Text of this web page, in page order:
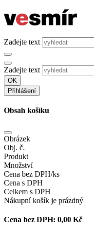
Zadejte text
Zadejte text
OK
Přihlášení
Obsah košíku
Obrázek
Obj. č.
Produkt
Množství
Cena bez DPH/ks
Cena s DPH
Celkem s DPH
Nákupní košík je prázdný
Cena bez DPH: 0,00 Kč